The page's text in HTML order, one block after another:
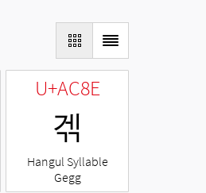
U+AC8E
겎
Hangul Syllable
Gegg